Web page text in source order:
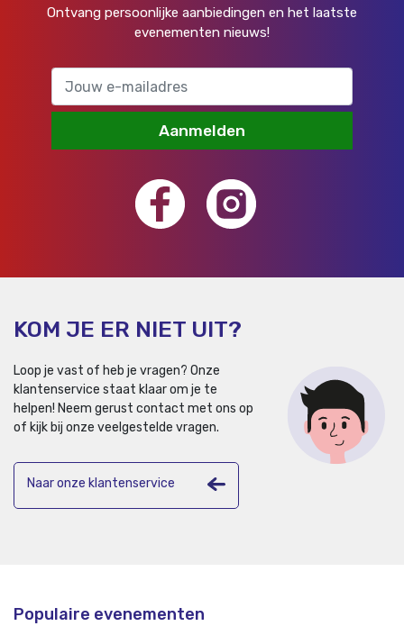
Ontvang persoonlijke aanbiedingen en het laatste
evenementen nieuws!
Aanmelden
KOM JE ER NIET UIT?
Loop je vast of heb je vragen? Onze
klantenservice staat klaar om je te
helpen! Neem gerust contact met ons op
of kijk bij onze veelgestelde vragen.
Naar onze klantenservice
Populaire evenementen